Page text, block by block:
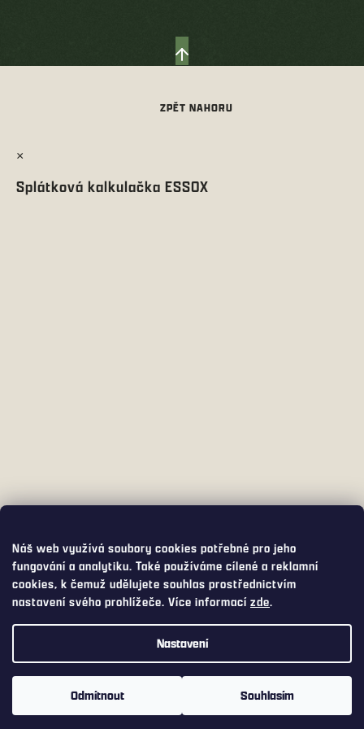
Náš web využívá soubory cookies potřebné pro jeho
fungování a analytiku. Také používáme cílené a reklamní
cookies, k čemuž udělujete souhlas prostřednictvím
nastavení svého prohlížeče. Více informacízde.
Nastavení
Odmítnout Souhlasím
Využijte přepravu s DPD PICKUP za pouhých 75,- Kč. DPD PICKUP
Vám balíček doručí do široké nabídky výdejních míst a boxů, včetně
×
Splátková kalkulačka ESSOX